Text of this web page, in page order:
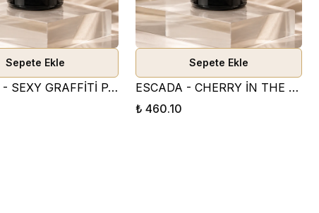
Sepete Ekle
ESCADA - SEXY GRAFFİTİ PARFÜM ESANSI ( MEYVEMSİ )
Sepete Ekle
ESCADA - CHERRY İN THE AİR PARFÜM ESANSI
₺ 460.10